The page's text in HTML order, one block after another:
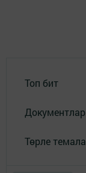
Топ бит
Документлар
Төрле